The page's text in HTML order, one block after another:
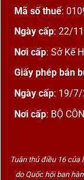
Mã số thuế:
Ngày cấp: 22/
Nơi cấp: Sở Kế
Giấy phép bán
Ngày cấp: 19/7/
Nơi cấp: BỘ
Tuân thủ điều 16
do Quốc hội ban